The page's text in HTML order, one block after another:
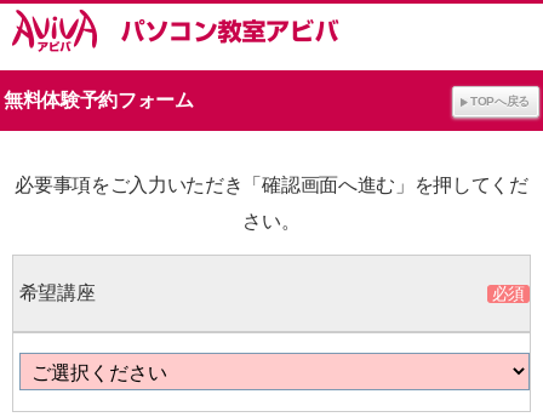
TOPへ戻る
無料体験予約フォーム
必要事項をご入力いただき「確認画面へ進む」を押してくだ
さい。
希望講座